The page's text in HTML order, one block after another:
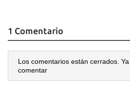
1 Comentario
Los comentarios están cerrados.
comentar